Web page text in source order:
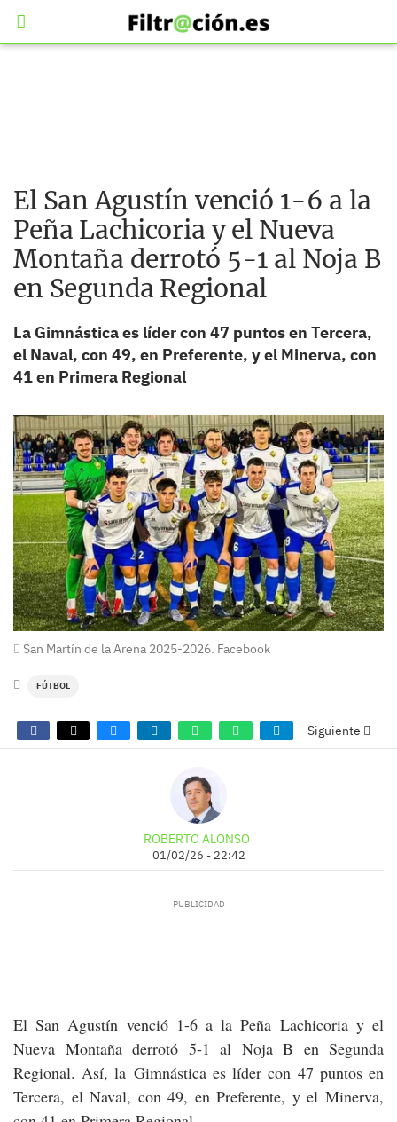
El San Agustín venció 1-6 a la
Peña Lachicoria y el Nueva
Montaña derrotó 5-1 al Noja B
en Segunda Regional
La Gimnástica es líder con 47 puntos en Tercera,
el Naval, con 49, en Preferente, y el Minerva, con
41 en Primera Regional
San Martín de la Arena 2025-2026. Facebook
FÚTBOL
Siguiente
ROBERTO ALONSO
01/02/26 - 22:42
El San Agustín venció 1-6 a la Peña Lachicoria y el
Nueva Montaña derrotó 5-1 al Noja B en Segunda
Regional. Así, la Gimnástica es líder con 47 puntos en
Tercera, el Naval, con 49, en Preferente, y el Minerva,